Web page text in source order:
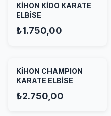
KİHON KİDO KARATE
ELBİSE
₺1.750,00
KİHON CHAMPION
KARATE ELBİSE
₺2.750,00